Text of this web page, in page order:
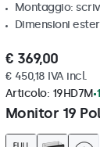
Montaggio:
Dimensioni
€ 369,00
€ 450,18 IVA incl.
Monitor 19
Articolo: 19HD7M